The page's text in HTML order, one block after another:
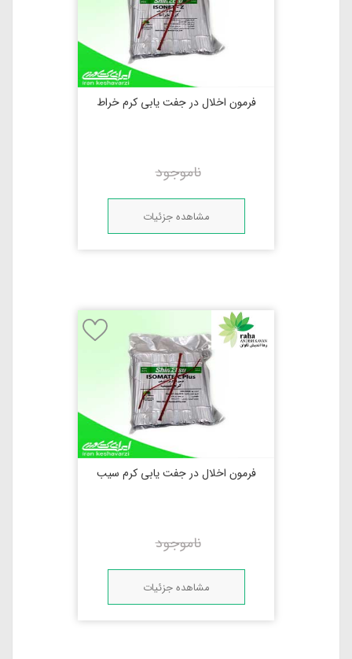
فرمون اخلال در جفت یابی کرم خراط
ناموجود
مشاهده جزئیات
فرمون اخلال در جفت یابی کرم سیب
ناموجود
مشاهده جزئیات